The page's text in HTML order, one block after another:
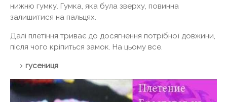
нижню гумку. Гумка, яка була зверху, повинна
залишитися на пальцях.
Далі плетіння триває до досягнення потрібної довжини,
після чого кріпиться замок. На цьому все.
гусениця